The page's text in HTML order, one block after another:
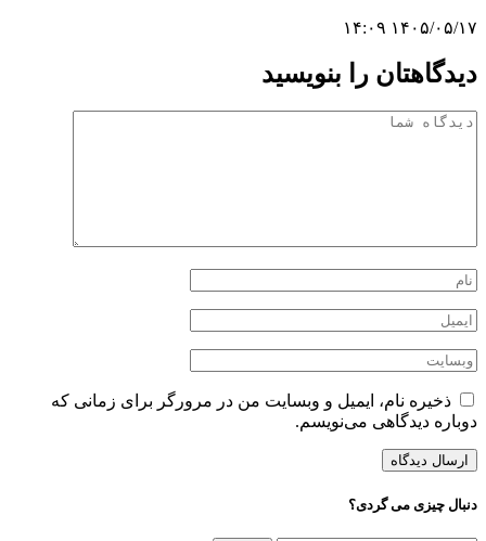
۱۴۰۵/۰۵/۱۷ ۱۴:۰۹
دیدگاهتان را بنویسید
ذخیره نام، ایمیل و وبسایت من در مرورگر برای زمانی که
دوباره دیدگاهی می‌نویسم.
دنبال چیزی می گردی؟